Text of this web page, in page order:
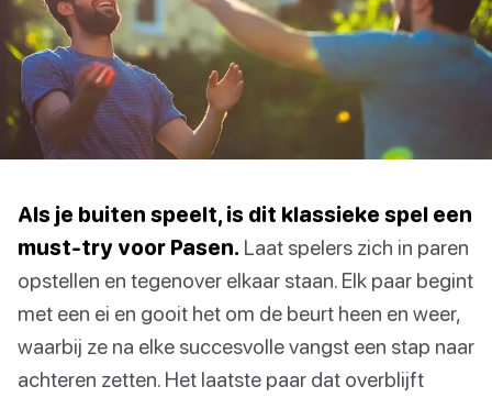
Als je buiten speelt, is dit klassieke spel een
must-try voor Pasen. Laat spelers zich in paren
opstellen en tegenover elkaar staan. Elk paar begint
met een ei en gooit het om de beurt heen en weer,
waarbij ze na elke succesvolle vangst een stap naar
achteren zetten. Het laatste paar dat overblijft